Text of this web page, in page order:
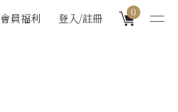
會員福利 登入/註冊 0